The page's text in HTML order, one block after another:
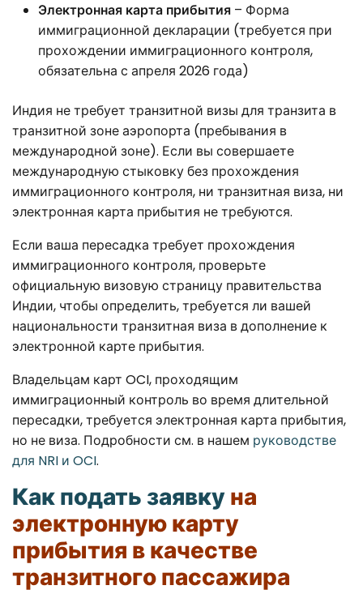
Электронная карта прибытия – Форма
иммиграционной декларации (требуется при
прохождении иммиграционного контроля,
обязательна с апреля 2026 года)
Индия не требует транзитной визы для транзита в
транзитной зоне аэропорта (пребывания в
международной зоне). Если вы совершаете
международную стыковку без прохождения
иммиграционного контроля, ни транзитная виза, ни
электронная карта прибытия не требуются.
Если ваша пересадка требует прохождения
иммиграционного контроля, проверьте
официальную визовую страницу правительства
Индии, чтобы определить, требуется ли вашей
национальности транзитная виза в дополнение к
электронной карте прибытия.
Владельцам карт OCI, проходящим
иммиграционный контроль во время длительной
пересадки, требуется электронная карта прибытия,
но не виза. Подробности см. в нашем руководстве
для NRI и OCI.
Как подать заявку на
электронную карту
прибытия в качестве
транзитного пассажира